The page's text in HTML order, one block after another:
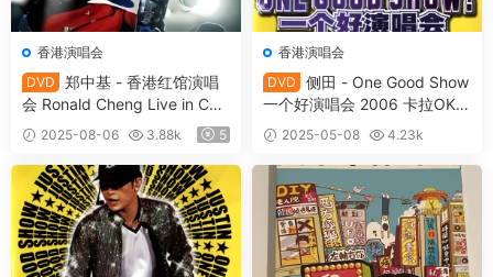
香港演唱会
DVD
郑中基 - 香港红馆演唱
会 Ronald Cheng Live in Con
ert 2006 DVD9 [DVD ISO 7.1
5GB]
2025-08-06 3.88k 5
香港演唱会
DVD
侧田 - One Good Show
一个好演唱会 2006 卡拉OK
内地版 [DVD9 ISO 7.52GB]
2025-05-08
4.23k